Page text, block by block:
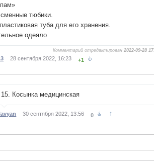
тюбики.
туба для его хранения.
одеяло
Комментарий отредактирован2022-09-28
28 сентября 2022, 16:23 +1
15. Косынка медицинская
30 сентября 2022, 13:56 0 ↑